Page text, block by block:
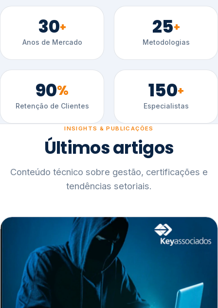
30+
Anos de Mercado
25+
Metodologias
90%
Retenção de Clientes
150+
Especialistas
INSIGHTS & PUBLICAÇÕES
Últimos artigos
Conteúdo técnico sobre gestão, certificações e
tendências setoriais.